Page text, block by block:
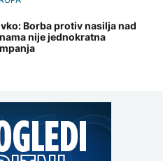
Borba protiv nasilja nad
nije jednokratna